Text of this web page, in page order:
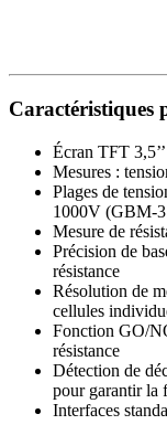
Caractéristiques
Écran TFT
Mesures :
Plages de
1000V (GBM-
Mesure de
Précision de
résistance
Résolution de
cellules
Fonction GO/
résistance
Détection de
pour garantir la
Interfaces